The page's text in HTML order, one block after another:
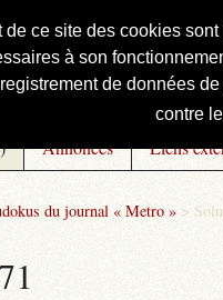
ce site des cookies
à son
de données
contre
Annonces Liens
du journal « Metro » >